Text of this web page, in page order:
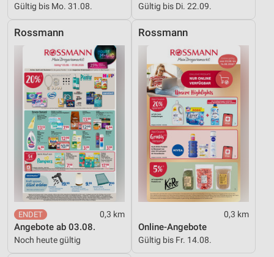
Gültig bis Mo. 31.08. Gültig bis Di. 22.09.
Rossmann
0,3 km
Angebote ab 03.08.
Noch heute gültig
Rossmann
0,3 km
Online-Angebote
Gültig bis Fr. 14.08.